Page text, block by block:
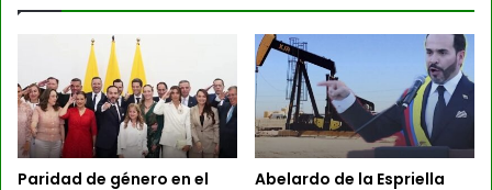
Paridad de género en el
Abelardo de la Espriella